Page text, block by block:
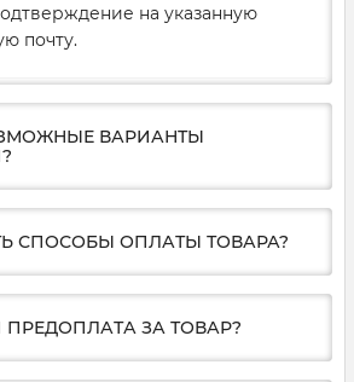
на указанную
почту.
ВАРИАНТЫ
СПОСОБЫ ОПЛАТЫ ТОВАРА?
ЗА ТОВАР?